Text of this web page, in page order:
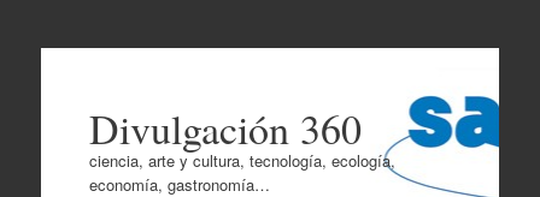
Divulgación 360
ciencia, arte y cultura, tecnología, ecología,
economía, gastronomía…